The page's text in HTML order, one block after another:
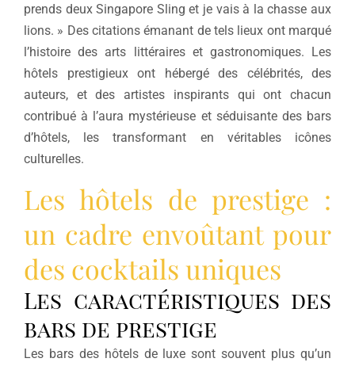
prends deux Singapore Sling et je vais à la chasse aux
lions. » Des citations émanant de tels lieux ont marqué
l’histoire des arts littéraires et gastronomiques. Les
hôtels prestigieux ont hébergé des célébrités, des
auteurs, et des artistes inspirants qui ont chacun
contribué à l’aura mystérieuse et séduisante des bars
d’hôtels, les transformant en véritables icônes
culturelles.
Les hôtels de prestige :
un cadre envoûtant pour
des cocktails uniques
Les caractéristiques des
bars de prestige
Les bars des hôtels de luxe sont souvent plus qu’un